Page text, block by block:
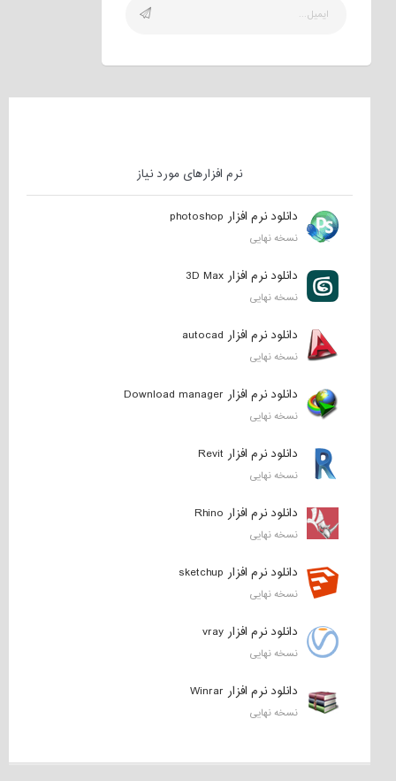
نرم افزارهای مورد نیاز
دانلود نرم افزار photoshop
نسخه نهایی
دانلود نرم افزار 3D Max
نسخه نهایی
دانلود نرم افزار autocad
نسخه نهایی
دانلود نرم افزار Download manager
نسخه نهایی
دانلود نرم افزار Revit
نسخه نهایی
دانلود نرم افزار Rhino
نسخه نهایی
دانلود نرم افزار sketchup
نسخه نهایی
دانلود نرم افزار vray
نسخه نهایی
دانلود نرم افزار Winrar
نسخه نهایی